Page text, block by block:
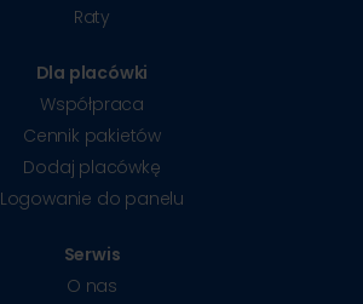
Raty
Dla placówki
Współpraca
Cennik pakietów
Dodaj placówkę
Logowanie do panelu
Serwis
O nas